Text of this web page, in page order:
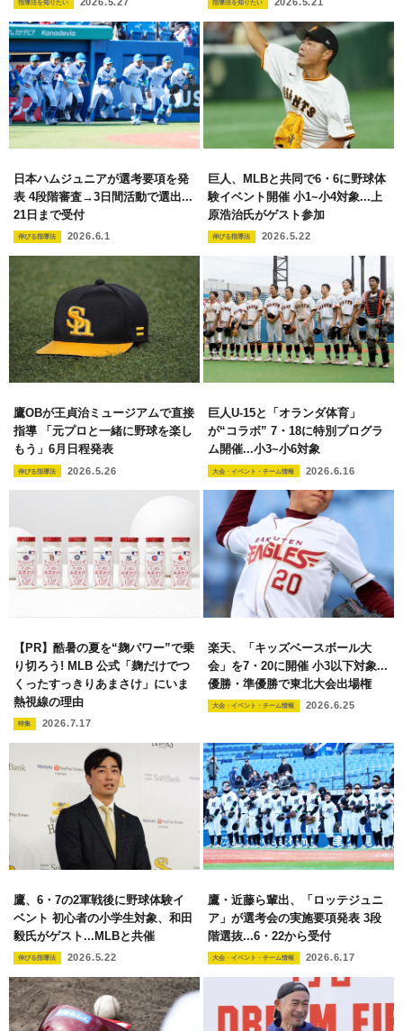
指導法を知りたい 指導法を知りたい
日本ハムジュニアが選考要項を発
表 4段階審査→3日間活動で選出...
21日まで受付
伸びる指導法 2026.6.1
巨人、MLBと共同で6・6に野球体
験イベント開催 小1~小4対象...上
原浩治氏がゲスト参加
伸びる指導法 2026.5.22
鷹OBが王貞治ミュージアムで直接
指導 「元プロと一緒に野球を楽し
もう」6月日程発表
伸びる指導法 2026.5.26
巨人U-15と「オランダ体育」
が“コラボ” 7・18に特別プログラ
ム開催...小3~小6対象
大会・イベント・チーム情報 2026.6.16
【PR】酷暑の夏を“麹パワー”で乗
り切ろう! MLB 公式「麹だけでつ
くったすっきりあまさけ」にいま
熱視線の理由
特集 2026.7.17
楽天、「キッズベースボール大
会」を7・20に開催 小3以下対象...
優勝・準優勝で東北大会出場権
大会・イベント・チーム情報 2026.6.25
鷹、6・7の2軍戦後に野球体験イ
ベント 初心者の小学生対象、和田
毅氏がゲスト...MLBと共催
伸びる指導法 2026.5.22
鷹・近藤ら輩出、「ロッテジュニ
ア」が選考会の実施要項発表 3段
階選抜...6・22から受付
大会・イベント・チーム情報 2026.6.17